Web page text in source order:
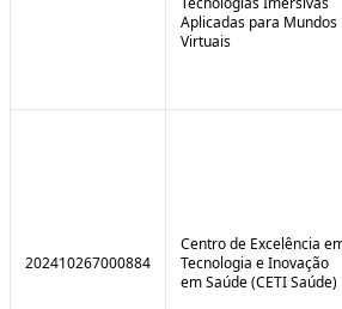
Aplicadas para Mundos
Virtuais
202410267000884
Centro de Excelência
Tecnologia e Inovação
em Saúde (CETI Saúde)